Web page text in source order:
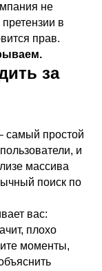
не
в
прав.
за
самый простой
и
массива
поиск по
вас:
плохо
моменты,